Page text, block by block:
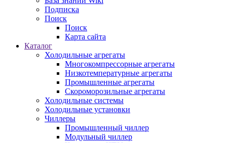
Подписка
Поиск
Поиск
Карта сайта
Каталог
Холодильные агрегаты
Многокомпрессорные агрегаты
Низкотемпературные агрегаты
Промышленные агрегаты
Скороморозильные агрегаты
Холодильные системы
Холодильные установки
Чиллеры
Промышленный чиллер
Модульный чиллер